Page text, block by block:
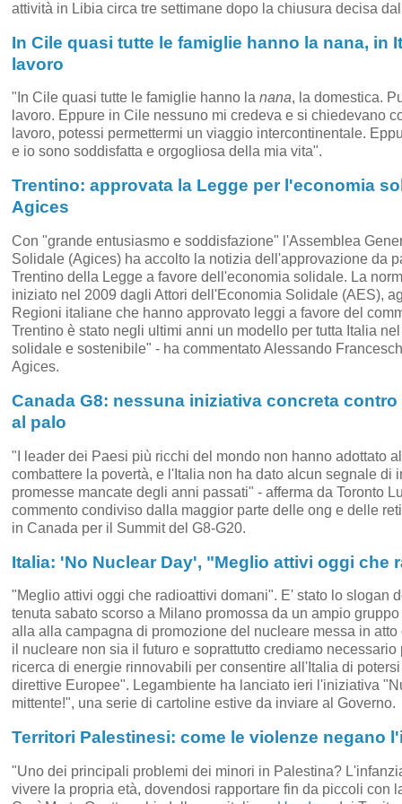
attività in Libia circa tre settimane dopo la chiusura decisa
In Cile quasi tutte le famiglie hanno la nana, in
lavoro
"In Cile quasi tutte le famiglie hanno la nana, la domestica.
lavoro. Eppure in Cile nessuno mi credeva e si chiedevano
lavoro, potessi permettermi un viaggio intercontinentale.
e io sono soddisfatta e orgogliosa della mia vita".
Trentino: approvata la Legge per l'economia
Agices
Con "grande entusiasmo e soddisfazione" l'Assemblea
Solidale (Agices) ha accolto la notizia dell'approvazione da
Trentino della Legge a favore dell'economia solidale. La
iniziato nel 2009 dagli Attori dell'Economia Solidale (AES),
Regioni italiane che hanno approvato leggi a favore del
Trentino è stato negli ultimi anni un modello per tutta Italia
solidale e sostenibile" - ha commentato Alessando
Agices.
Canada G8: nessuna iniziativa concreta
al palo
"I leader dei Paesi più ricchi del mondo non hanno adottato
combattere la povertà, e l'Italia non ha dato alcun segnale di
promesse mancate degli anni passati" - afferma da Toronto
commento condiviso dalla maggior parte delle ong e delle
in Canada per il Summit del G8-G20.
Italia: 'No Nuclear Day', "Meglio attivi oggi che
"Meglio attivi oggi che radioattivi domani". E' stato lo slogan
tenuta sabato scorso a Milano promossa da un ampio
alla alla campagna di promozione del nucleare messa in
il nucleare non sia il futuro e soprattutto crediamo
ricerca di energie rinnovabili per consentire all'Italia di
direttive Europee". Legambiente ha lanciato ieri l'iniziativa
mittente!", una serie di cartoline estive da inviare al Governo.
Territori Palestinesi: come le violenze negano
"Uno dei principali problemi dei minori in Palestina?
vivere la propria età, dovendosi rapportare fin da piccoli con